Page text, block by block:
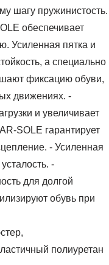
шагу пружинистость.
обеспечивает
Усиленная пятка и
а специально
фиксацию обуви,
движениях. -
и увеличивает
SOLE гарантирует
- Усиленная
-
для долгой
обувь при
полиуретан